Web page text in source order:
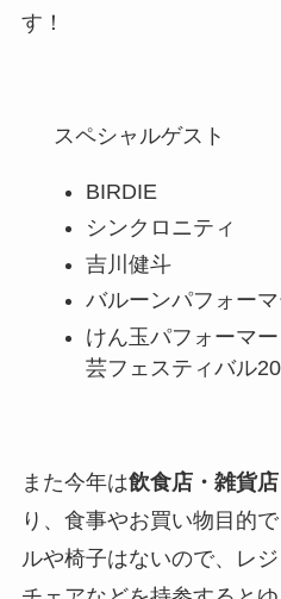
す！
スペシャルゲスト
BIRDIE
シンクロニティ
吉川健斗
バルーンパフォー
けん玉パフォーマ
芸フェスティバル
また今年は飲食店・雑貨
り、食事やお買い物目的
ルや椅子はないので、レ